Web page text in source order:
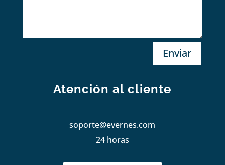
Enviar
Atención al cliente
soporte@evernes.com
24 horas